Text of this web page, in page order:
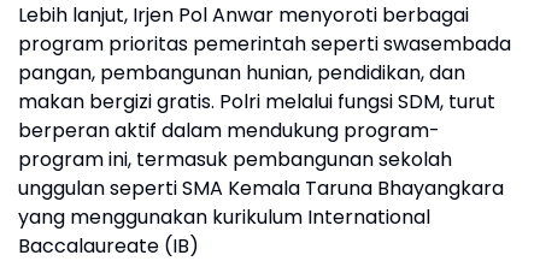
Lebih lanjut, Irjen Pol Anwar menyoroti berbagai
program prioritas pemerintah seperti swasembada
pangan, pembangunan hunian, pendidikan, dan
makan bergizi gratis. Polri melalui fungsi SDM, turut
berperan aktif dalam mendukung program-
program ini, termasuk pembangunan sekolah
unggulan seperti SMA Kemala Taruna Bhayangkara
yang menggunakan kurikulum International
Baccalaureate (IB)